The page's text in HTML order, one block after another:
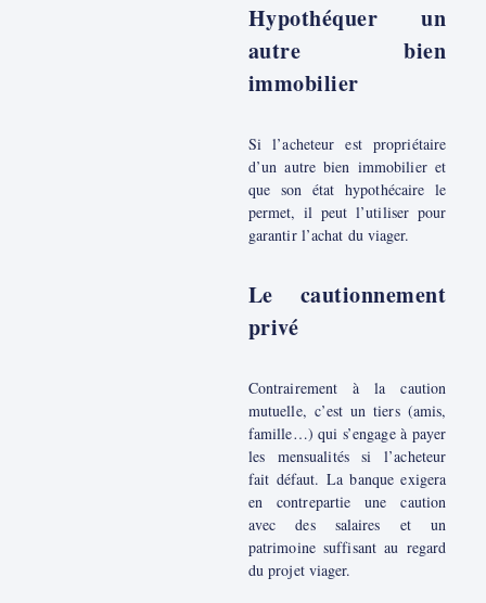
Hypothéquer un
autre bien
immobilier
Si l’acheteur est propriétaire
d’un autre bien immobilier et
que son état hypothécaire le
permet, il peut l’utiliser pour
garantir l’achat du viager.
Le cautionnement
privé
Contrairement à la caution
mutuelle, c’est un tiers (amis,
famille…) qui s’engage à payer
les mensualités si l’acheteur
fait défaut. La banque exigera
en contrepartie une caution
avec des salaires et un
patrimoine suffisant au regard
du projet viager.